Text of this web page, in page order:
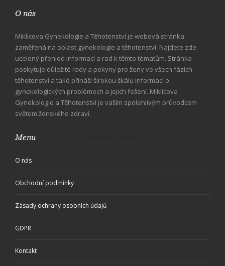
O nás
Miklicova Gynekologie a Těhotenství je webová stránka
zaměřená na oblast gynekologie a těhotenství. Najdete zde
ucelený přehled informací a rad k těmto tématům. Stránka
poskytuje důležité rady a pokyny pro ženy ve všech fázích
těhotenství a také přináší širokou škálu informací o
gynekologických problémech a jejich řešení. Miklicova
Gynekologie a Těhotenství je vaším spolehlivým průvodcem
světem ženského zdraví.
Menu
O nás
Obchodní podmínky
Zásady ochrany osobních údajů
GDPR
Kontakt